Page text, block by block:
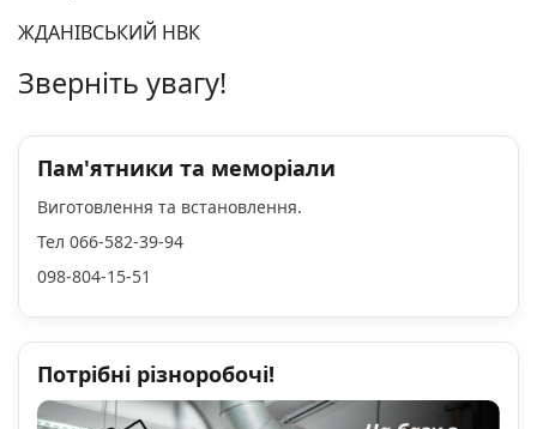
ЖДАНІВСЬКИЙ НВК
Зверніть увагу!
Пам'ятники та меморіали
Виготовлення та встановлення.
Тел 066-582-39-94
098-804-15-51
Потрібні різноробочі!